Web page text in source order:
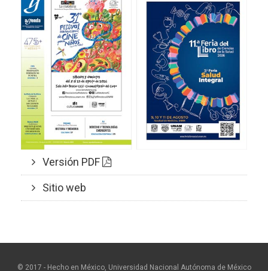
Versión PDF
Sitio web
© 2017 - Hecho en México, Universidad Nacional Autónoma de México